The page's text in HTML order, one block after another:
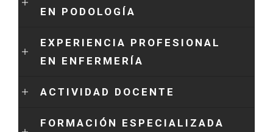
EN PODOLOGÍA
EXPERIENCIA PROFESIONAL
EN ENFERMERÍA
ACTIVIDAD DOCENTE
FORMACIÓN ESPECIALIZADA